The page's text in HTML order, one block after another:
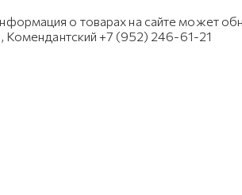
о товарах на сайте может
Комендантский +7 (952) 246-61-21